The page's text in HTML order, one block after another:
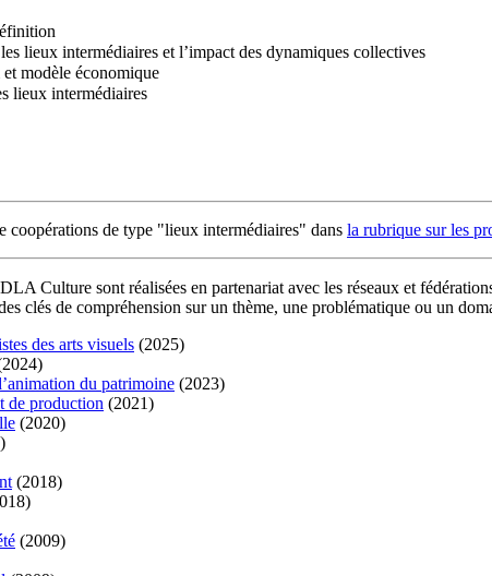
lieux intermédiaires et l’impact des dynamiques collectives
modèle économique
lieux intermédiaires
coopérations de type "lieux intermédiaires" dans la rubrique sur les
Culture sont réalisées en partenariat avec les réseaux et
clés de compréhension sur un thème, une problématique ou un
des arts visuels (2025)
du patrimoine (2023)
de production (2021)
(2020)
(2018)
(2009)